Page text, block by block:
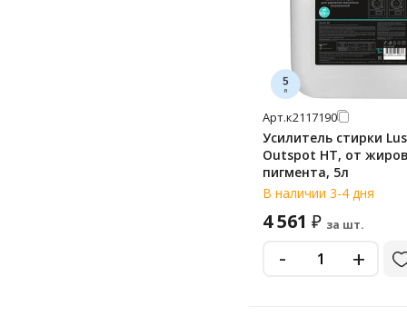
Арт.к2117190
Усилитель стирки
Outspot НТ, от
пигмента, 5л
В наличии 3-4 дня
4 561 ₽ за шт.
- +